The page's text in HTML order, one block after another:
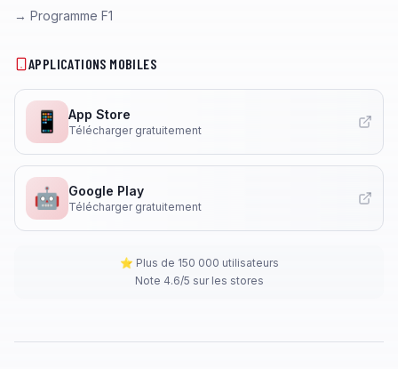
→ Programme F1
APPLICATIONS MOBILES
📱 App Store
Télécharger gratuitement
🤖 Google Play
Télécharger gratuitement
⭐ Plus de 150 000 utilisateurs
Note 4.6/5 sur les stores